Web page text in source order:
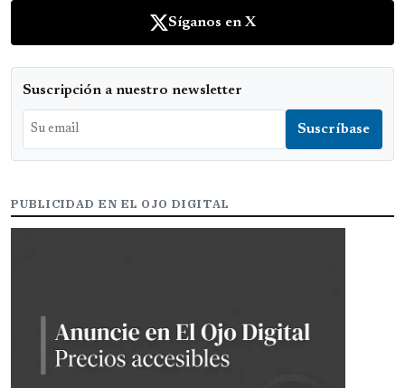
Síganos en X
Suscripción a nuestro newsletter
PUBLICIDAD EN EL OJO DIGITAL